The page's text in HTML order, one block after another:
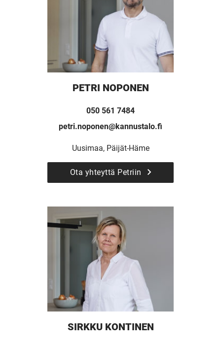
PETRI NOPONEN
050 561 7484
petri.noponen@kannustalo.fi
Uusimaa, Päijät-Häme
Ota yhteyttä Petriin
SIRKKU KONTINEN